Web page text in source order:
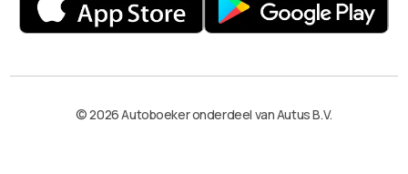
© 2026 Autoboeker onderdeel van Autus B.V.